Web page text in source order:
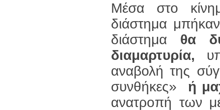
Μέσα στο
διάστημα
διάστημα θα
διαμαρτυρία,
αναβολή της
συνθήκες»
ή
ανατροπή των